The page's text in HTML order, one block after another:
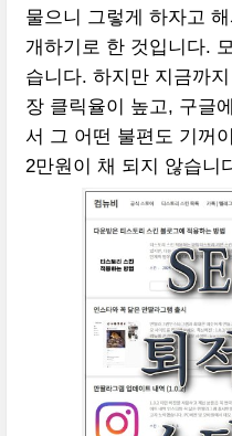
물으니 그렇게 하자고
개하기로 한 것입니다.
습니다. 하지만 지금까
장 클릭율이 높고, 구글
서 그 어떤 불편도 기꺼
2만원이 채 되지 않습니